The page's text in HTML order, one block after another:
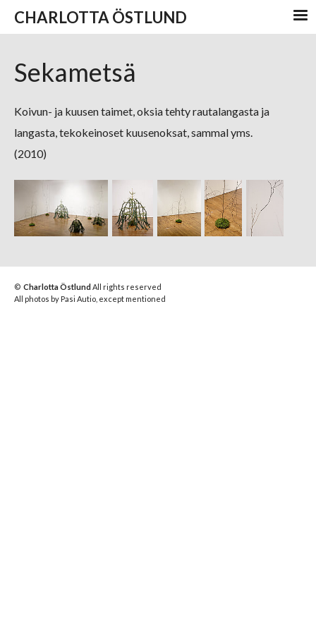
CHARLOTTA ÖSTLUND
Sekametsä
Koivun- ja kuusen taimet, oksia tehty rautalangasta ja
langasta, tekokeinoset kuusenoksat, sammal yms.
(2010)
© Charlotta ÖstlundAll rights reserved
All photos by Pasi Autio, except mentioned